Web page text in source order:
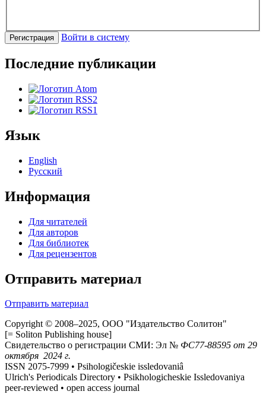
Регистрация Войти в систему
Последние публикации
Язык
English
Русский
Информация
Для читателей
Для авторов
Для библиотек
Для рецензентов
Отправить материал
Отправить материал
Copyright © 2008–2025, ООО "Издательство Солитон"
[= Soliton Publishing house]
Свидетельство о регистрации СМИ: Эл № ФС77-88595 от 29
октября 2024 г.
ISSN 2075-7999 • Psihologičeskie issledovaniâ
Ulrich's Periodicals Directory • Psikhologicheskie Issledovaniya
peer-reviewed • open access journal